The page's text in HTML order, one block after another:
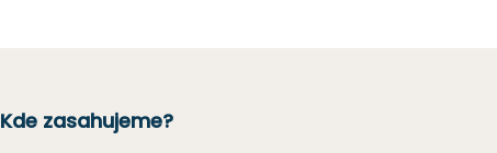
Kde zasahujeme?